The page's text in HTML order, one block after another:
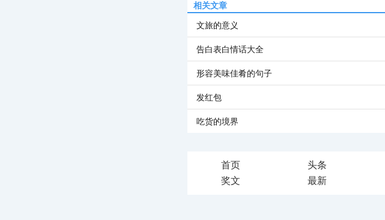
相关文章
文旅的意义
告白表白情话大全
形容美味佳肴的句子
发红包
吃货的境界
首页 头条
奖文
最新